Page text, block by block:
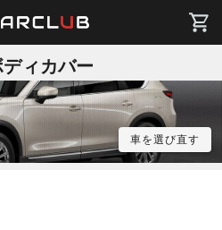
ィカバー
車を選び直す